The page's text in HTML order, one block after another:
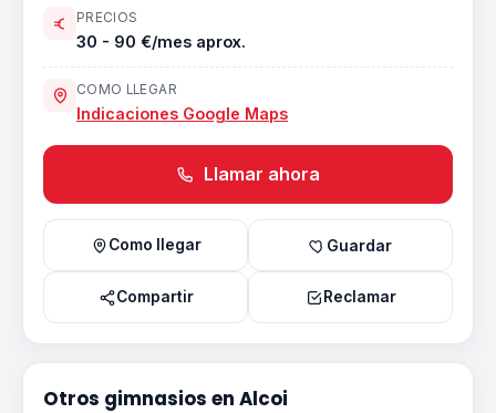
PRECIOS
30 - 90 €/mes aprox.
COMO LLEGAR
Indicaciones Google Maps
Llamar ahora
Como llegar Guardar
Compartir Reclamar
Otros gimnasios en Alcoi